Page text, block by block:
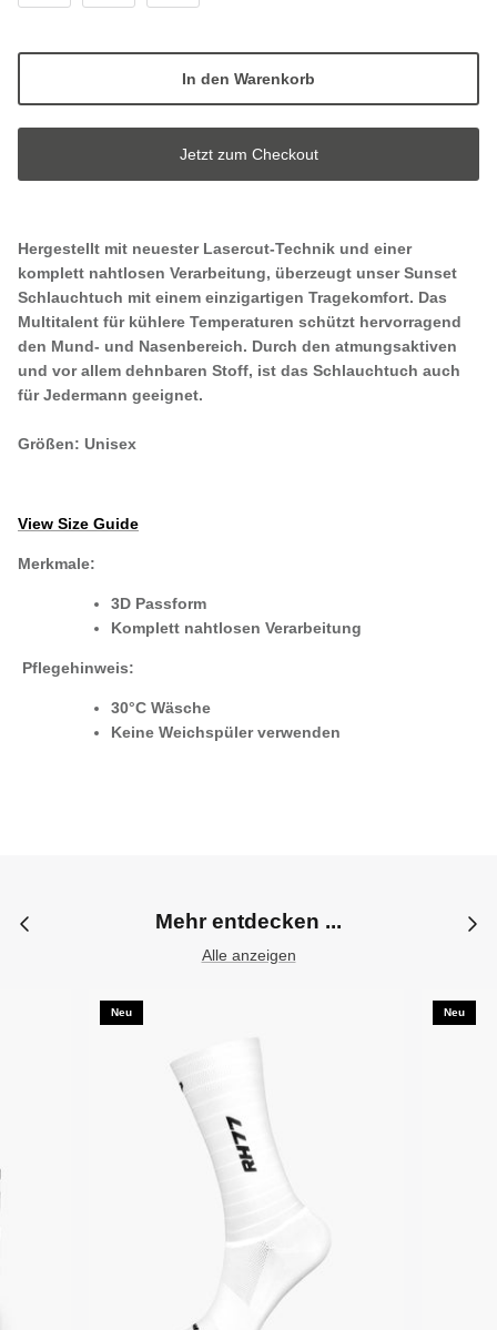
In den Warenkorb
Jetzt zum Checkout
Hergestellt mit neuester Lasercut-Technik und einer
komplett nahtlosen Verarbeitung, überzeugt unser Sunset
Schlauchtuch mit einem einzigartigen Tragekomfort. Das
Multitalent für kühlere Temperaturen schützt hervorragend
den Mund- und Nasenbereich. Durch den atmungsaktiven
und vor allem dehnbaren Stoff, ist das Schlauchtuch auch
für Jedermann geeignet.
Größen: Unisex
View Size Guide
Merkmale:
3D Passform
Komplett nahtlosen Verarbeitung
Pflegehinweis:
30°C Wäsche
Keine Weichspüler verwenden
Mehr entdecken ...
Alle anzeigen
Neu Neu